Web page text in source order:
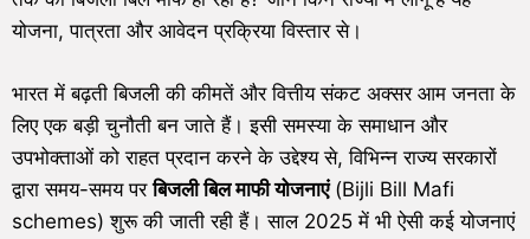
योजना, पात्रता और आवेदन प्रक्रिया विस्तार से।
भारत में बढ़ती बिजली की कीमतें और वित्तीय संकट अक्सर आम जनता के
लिए एक बड़ी चुनौती बन जाते हैं। इसी समस्या के समाधान और
उपभोक्ताओं को राहत प्रदान करने के उद्देश्य से, विभिन्न राज्य सरकारों
द्वारा समय-समय परबिजली बिल माफी योजनाएं(Bijli Bill Mafi
schemes) शुरू की जाती रही हैं। साल 2025 में भी ऐसी कई योजनाएं